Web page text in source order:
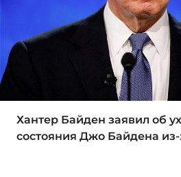
Хантер Байден заявил об
состояния Джо Байдена из-